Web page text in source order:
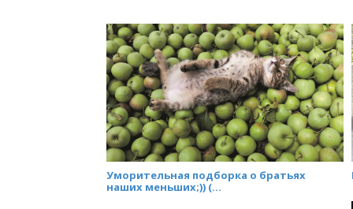
Уморительная подборка о братьях
наших меньших;)) (...